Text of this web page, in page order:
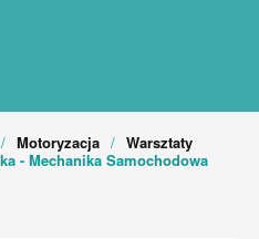
Motoryzacja
Warsztaty
- Mechanika Samochodowa